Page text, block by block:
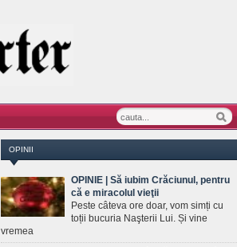
OPINII
OPINIE | Să iubim Crăciunul, pentru
că e miracolul vieţii
Peste câteva ore doar, vom simți cu
toții bucuria Naşterii Lui. Și vine
vremea